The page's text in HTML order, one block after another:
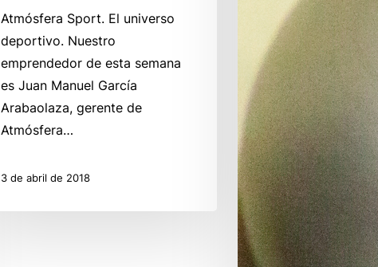
Atmósfera Sport. El universo
deportivo. Nuestro
emprendedor de esta semana
es Juan Manuel García
Arabaolaza, gerente de
Atmósfera…
3 de abril de 2018